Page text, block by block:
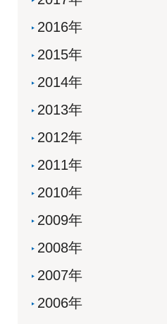
2016年
2015年
2014年
2013年
2012年
2011年
2010年
2009年
2008年
2007年
2006年